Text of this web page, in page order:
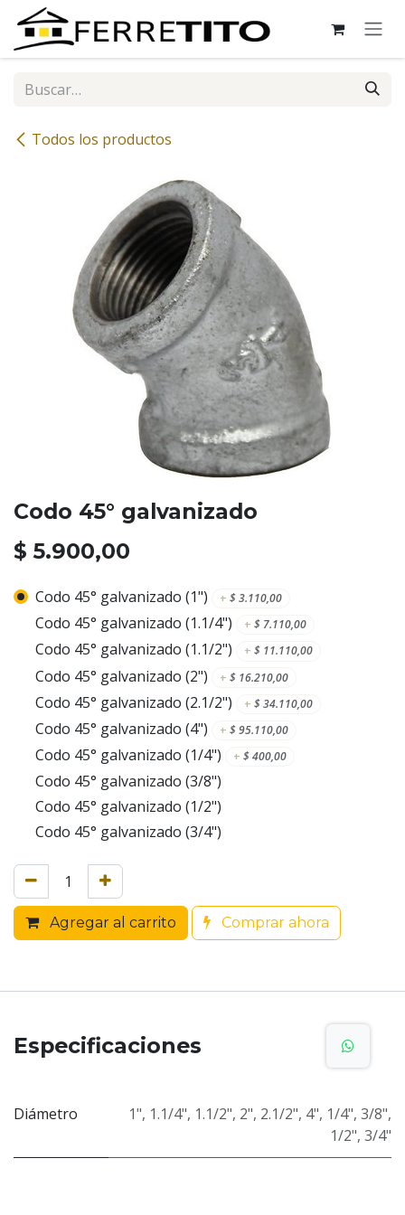
Ir al contenido
Todos los productos
Codo 45° galvanizado
$ 5.900,00
Codo 45° galvanizado (1") + $3.110,00
Codo 45° galvanizado (1.1/4") + $ 7.110,00
Codo 45° galvanizado (1.1/2") + $ 11.110,00
Codo 45° galvanizado (2") + $ 16.210,00
Codo 45° galvanizado (2.1/2") + $34.110,00
Codo 45° galvanizado (4") + $95.110,00
Codo 45° galvanizado (1/4") + $400,00
Codo 45° galvanizado (3/8")
Codo 45° galvanizado (1/2")
Codo 45° galvanizado (3/4")
Agregar al carrito Comprar ahora
Especificaciones
Diámetro 1", 1.1/4", 1.1/2", 2", 2.1/2", 4", 1/4", 3/8",
1/2", 3/4"